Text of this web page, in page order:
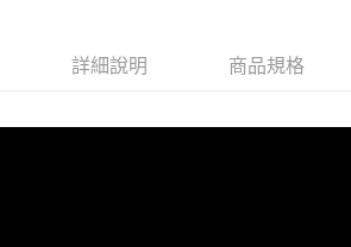
每筆NT$100，滿NT$899(含以上)免運費
每筆NT$100，滿NT$899(含以上)免運費
詳細說明 商品規格